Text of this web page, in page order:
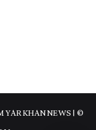
© Copyright 2026, All Rights Reserved |
YAR KHAN NEWS|